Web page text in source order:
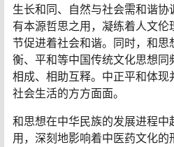
生长和同、自然与社会需和谐
有本源哲思之用，凝练着人文伦
节促进着社会和谐。同时，和思
衡、平和等中国传统文化思想
相成、相助互释。中正平和体现
社会生活的方方面面。
和思想在中华民族的发展进程
用，深刻地影响着中医药文化的